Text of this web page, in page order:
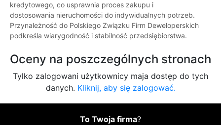
kredytowego, co usprawnia proces zakupu i
dostosowania nieruchomości do indywidualnych potrzeb.
Przynależność do Polskiego Związku Firm Deweloperskich
podkreśla wiarygodność i stabilność przedsiębiorstwa.
Oceny na poszczególnych stronach
Tylko zalogowani użytkownicy maja dostęp do tych
danych. Kliknij, aby się zalogować.
To Twoja firma?